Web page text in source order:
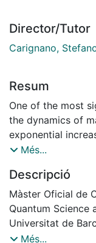
Director/Tutor
Carignano,
Resum
One of the most
the dynamics of
exponential
driven by the
algorithm
identifying
and trading the
depurifying the
This approach
Més...
Descripció
Màster Oficial de
Quantum Science
Universitat de
Stefano Carignano
Més...